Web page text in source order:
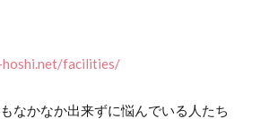
facilities/
なかなか出来ずに悩んでいる人たち